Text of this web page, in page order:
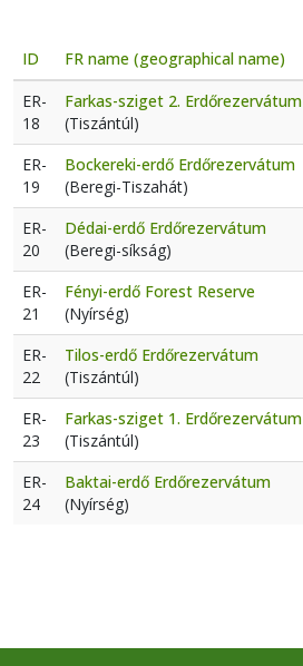
ID FR name (geographical name)
ER-
18
Farkas-sziget 2. Erdőrezervátum
(Tiszántúl)
ER-
19
Bockereki-erdő Erdőrezervátum
(Beregi-Tiszahát)
ER-
20
Dédai-erdő Erdőrezervátum
(Beregi-síkság)
ER-
21
Fényi-erdő Forest Reserve
(Nyírség)
ER-
22
Tilos-erdő Erdőrezervátum
(Tiszántúl)
ER-
23
Farkas-sziget 1. Erdőrezervátum
(Tiszántúl)
ER-
24
Baktai-erdő Erdőrezervátum
(Nyírség)